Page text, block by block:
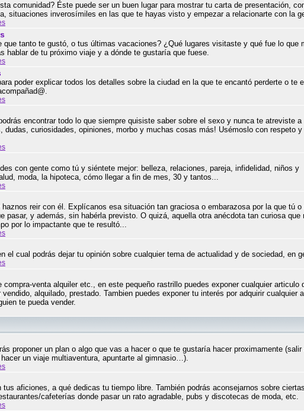
comunidad? Éste puede ser un buen lugar para mostrar tu carta de presentación,
situaciones inverosímiles en las que te hayas visto y empezar a relacionarte con la
que tanto te gustó, o tus últimas vacaciones? ¿Qué lugares visitaste y qué fue lo que
hablar de tu próximo viaje y a dónde te gustaría que fuese.
poder explicar todos los detalles sobre la ciudad en la que te encantó perderte o te
encontrar todo lo que siempre quisiste saber sobre el sexo y nunca te atreviste a
dudas, curiosidades, opiniones, morbo y muchas cosas más! Usémoslo con respeto y
con gente como tú y siéntete mejor: belleza, relaciones, pareja, infidelidad, niños y
moda, la hipoteca, cómo llegar a fin de mes, 30 y tantos...
reir con él. Explícanos esa situación tan graciosa o embarazosa por la que tú o
pasar, y además, sin habérla previsto. O quizá, aquella otra anécdota tan curiosa que
por lo impactante que te resultó...
el cual podrás dejar tu opinión sobre cualquier tema de actualidad y de sociedad, en
compra-venta alquiler etc., en este pequeño rastrillo puedes exponer cualquier articulo
alquilado, prestado. Tambien puedes exponer tu interés por adquirir cualquier
te pueda vender.
proponer un plan o algo que vas a hacer o que te gustaría hacer proximamente
un viaje multiaventura, apuntarte al gimnasio…).
tus aficiones, a qué dedicas tu tiempo libre. También podrás aconsejarnos sobre ciertas
cafeterías donde pasar un rato agradable, pubs y discotecas de moda, etc.